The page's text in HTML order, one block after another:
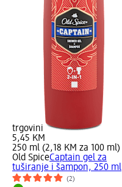
trgovini
5,45 KM
250 ml (2,18 KM za 100 ml)
Old SpiceCaptain gel za
tuširanje i šampon, 250 ml
(2)